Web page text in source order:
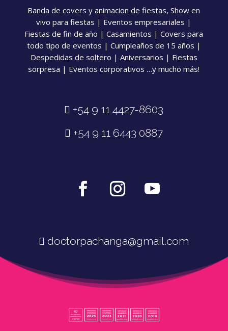
Banda de covers y animacion de fiestas, Show en
vivo para fiestas | Eventos empresariales |
Fiestas de fin de año | Casamientos | Covers para
todo tipo de eventos | Cumpleaños de 15 años |
Despedidas de soltero | Aniversarios | Fiestas
sorpresa | Eventos corporativos …y mucho más!
+54 9 11 4427-8603
+54 9 11 6443 0887
doctorpachanga@gmail.com